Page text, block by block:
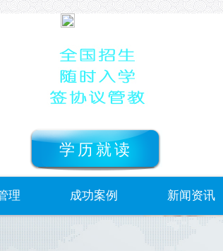
学历就读
理 成功案例 新闻资讯